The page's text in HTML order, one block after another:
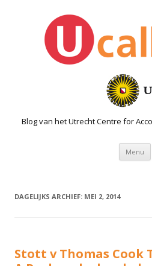
Blog van het Utrecht Centre for
Menu
DAGELIJKS ARCHIEF: MEI 2, 2014
Stott v Thomas Cook